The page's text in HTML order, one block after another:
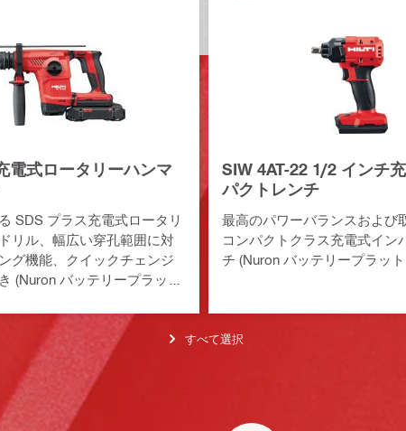
電式ロータリーハンマ
SDS プラス充電式ロータリ
リル、幅広い穿孔範囲に対
グ機能、クイックチェンジ
(Nuron バッテリープラット
SIW 4AT-22 1/2 インチ
パクトレンチ
最高のパワーバランスおよび
コンパクトクラス充電式イン
チ (Nuron バッテリープラッ
すべて選択